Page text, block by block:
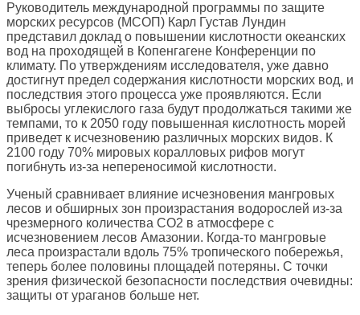
Руководитель международной программы по защите
морских ресурсов (МСОП) Карл Густав Лундин
представил доклад о повышении кислотности океанских
вод на проходящей в Копенгагене Конференции по
климату. По утверждениям исследователя, уже давно
достигнут предел содержания кислотности морских вод, и
последствия этого процесса уже проявляются. Если
выбросы углекислого газа будут продолжаться такими же
темпами, то к 2050 году повышенная кислотность морей
приведет к исчезновению различных морских видов. К
2100 году 70% мировых коралловых рифов могут
погибнуть из-за непереносимой кислотности.
Ученый сравнивает влияние исчезновения мангровых
лесов и обширных зон произрастания водорослей из-за
чрезмерного количества СО2 в атмосфере с
исчезновением лесов Амазонии. Когда-то мангровые
леса произрастали вдоль 75% тропического побережья,
теперь более половины площадей потеряны. С точки
зрения физической безопасности последствия очевидны:
защиты от ураганов больше нет.